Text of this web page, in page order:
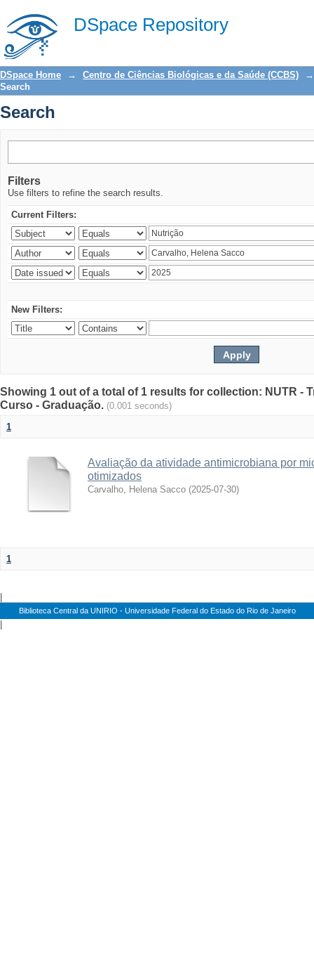
DSpace Repository
Search
DSpace Home → Centro de Ciências Biológicas e da Saúde (CCBS)
→
Search
Search
Filters
Use filters to refine the search results.
Current Filters:
New Filters:
Showing 1 out of a total of 1 results for collection: NUTR -
Curso - Graduação. (0.001 seconds)
1
Avaliação da atividade antimicrobiana por
otimizados
Carvalho, Helena Sacco (2025-07-30)
1
Biblioteca Central da UNIRIO - Universidade Federal do Estado do Rio de Janeiro